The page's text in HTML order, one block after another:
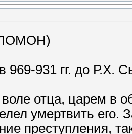
969-931 гг. до Р.Х.
воле отца, царем в
умертвить его.
преступления,